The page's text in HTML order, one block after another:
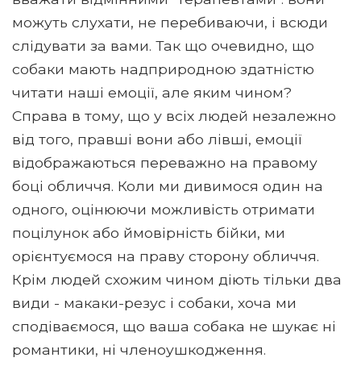
можуть слухати, не перебиваючи, і всюди
слідувати за вами. Так що очевидно, що
собаки мають надприродною здатністю
читати наші емоції, але яким чином?
Справа в тому, що у всіх людей незалежно
від того, правші вони або лівші, емоції
відображаються переважно на правому
боці обличчя. Коли ми дивимося один на
одного, оцінюючи можливість отримати
поцілунок або ймовірність бійки, ми
орієнтуємося на праву сторону обличчя.
Крім людей схожим чином діють тільки два
види - макаки-резус і собаки, хоча ми
сподіваємося, що ваша собака не шукає ні
романтики, ні членоушкодження.